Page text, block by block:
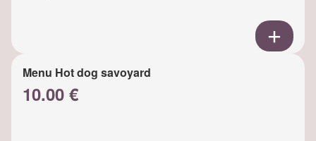
Menu Hot dog savoyard
10.00 €